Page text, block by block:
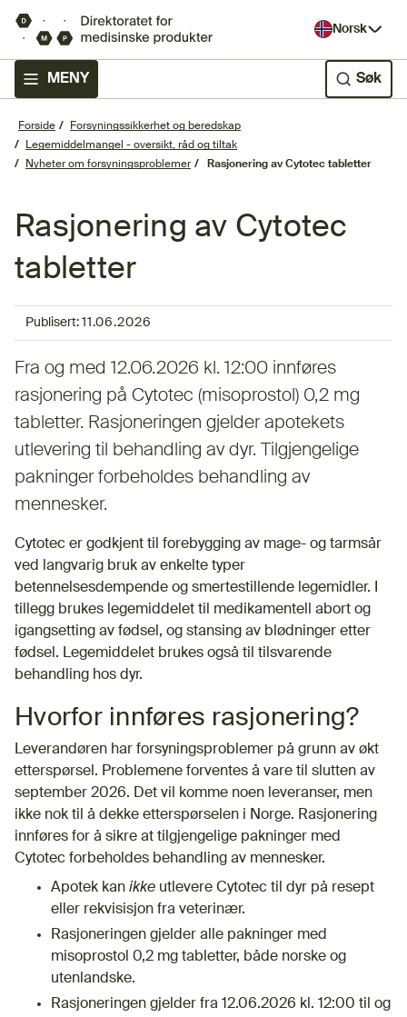
Norsk
MENY Søk
Forside
Forsyningssikkerhet og beredskap
Legemiddelmangel - oversikt, råd og tiltak
Nyheter om forsyningsproblemer
Rasjonering av Cytotec tabletter
Rasjonering av Cytotec
tabletter
Publisert: 11.06.2026
Fra og med 12.06.2026 kl. 12:00 innføres
rasjonering på Cytotec (misoprostol) 0,2 mg
tabletter. Rasjoneringen gjelder apotekets
utlevering til behandling av dyr. Tilgjengelige
pakninger forbeholdes behandling av
mennesker.
Cytotec er godkjent til forebygging av mage- og tarmsår
ved langvarig bruk av enkelte typer
betennelsesdempende og smertestillende legemidler. I
tillegg brukes legemiddelet til medikamentell abort og
igangsetting av fødsel, og stansing av blødninger etter
fødsel. Legemiddelet brukes også til tilsvarende
behandling hos dyr.
Hvorfor innføres rasjonering?
Leverandøren har forsyningsproblemer på grunn av økt
etterspørsel. Problemene forventes å vare til slutten av
september 2026. Det vil komme noen leveranser, men
ikke nok til å dekke etterspørselen i Norge. Rasjonering
innføres for å sikre at tilgjengelige pakninger med
Cytotec forbeholdes behandling av mennesker.
Apotek kan ikke utlevere Cytotec til dyr på resept
eller rekvisisjon fra veterinær.
Rasjoneringen gjelder alle pakninger med
misoprostol 0,2 mg tabletter, både norske og
utenlandske.
Rasjoneringen gjelder fra 12.06.2026 kl. 12:00 til og